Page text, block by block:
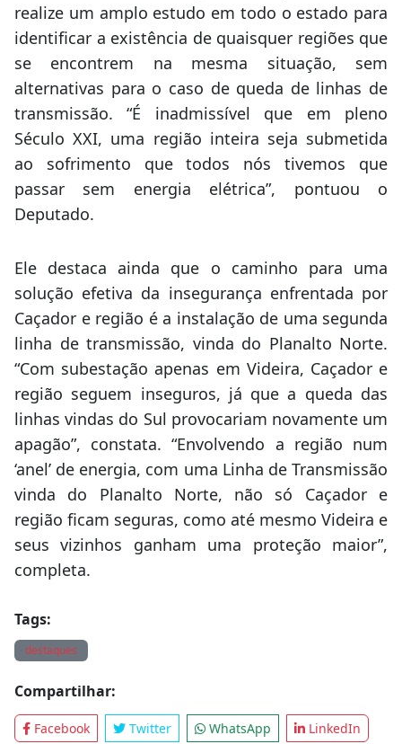
realize um amplo estudo em todo o estado para
identificar a existência de quaisquer regiões que
se encontrem na mesma situação, sem
alternativas para o caso de queda de linhas de
transmissão. “É inadmissível que em pleno
Século XXI, uma região inteira seja submetida
ao sofrimento que todos nós tivemos que
passar sem energia elétrica”, pontuou o
Deputado.
Ele destaca ainda que o caminho para uma
solução efetiva da insegurança enfrentada por
Caçador e região é a instalação de uma segunda
linha de transmissão, vinda do Planalto Norte.
“Com subestação apenas em Videira, Caçador e
região seguem inseguros, já que a queda das
linhas vindas do Sul provocariam novamente um
apagão”, constata. “Envolvendo a região num
‘anel’ de energia, com uma Linha de Transmissão
vinda do Planalto Norte, não só Caçador e
região ficam seguras, como até mesmo Videira e
seus vizinhos ganham uma proteção maior”,
completa.
Tags:
destaques
Compartilhar:
Facebook Twitter WhatsApp LinkedIn